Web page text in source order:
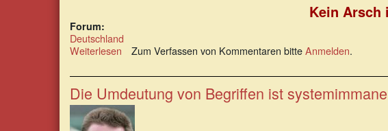
Kein Arsch
Forum:
Deutschland
Weiterlesen über
europäische
Politik
wird
immer
mehr
Zum Verfassen von Kommentaren bitteAnmelden.
Die Umdeutung von Begriffen ist